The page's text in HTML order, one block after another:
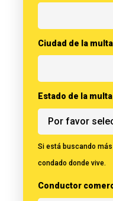
Ciudad de la
Estado de la
Si está buscando
condado donde vive.
Conductor